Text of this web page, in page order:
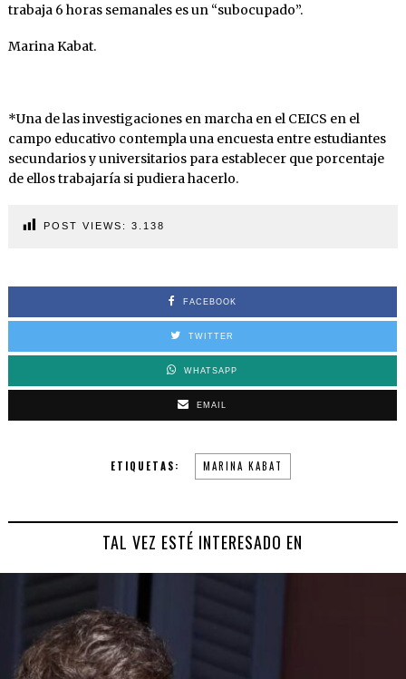
trabaja 6 horas semanales es un “subocupado”.
Marina Kabat.
*Una de las investigaciones en marcha en el CEICS en el
campo educativo contempla una encuesta entre estudiantes
secundarios y universitarios para establecer que porcentaje
de ellos trabajaría si pudiera hacerlo.
POST VIEWS: 3.138
FACEBOOK
TWITTER
WHATSAPP
EMAIL
ETIQUETAS: MARINA KABAT
TAL VEZ ESTÉ INTERESADO EN